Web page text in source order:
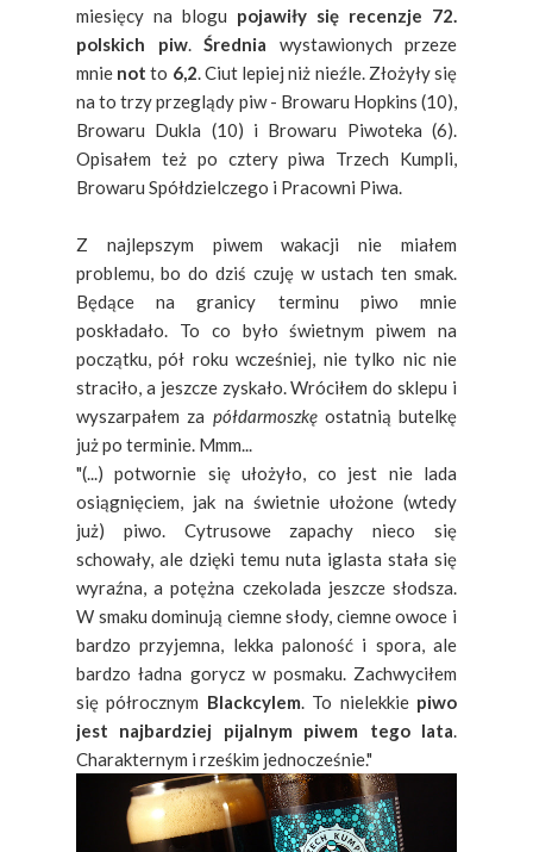
miesięcy na blogu pojawiły się recenzje 72.
polskich piw. Średnia wystawionych przeze
mnie notto 6,2. Ciut lepiej niż nieźle. Złożyły się
na to trzy przeglądy piw - Browaru Hopkins (10),
Browaru Dukla (10) i Browaru Piwoteka (6).
Opisałem też po cztery piwa Trzech Kumpli,
Browaru Spółdzielczego i Pracowni Piwa.
Z najlepszym piwem wakacji nie miałem
problemu, bo do dziś czuję w ustach ten smak.
Będące na granicy terminu piwo mnie
poskładało. To co było świetnym piwem na
początku, pół roku wcześniej, nie tylko nic nie
straciło, a jeszcze zyskało. Wróciłem do sklepu i
wyszarpałem za półdarmoszkęostatnią butelkę
już po terminie. Mmm...
"(...) potwornie się ułożyło, co jest nie lada
osiągnięciem, jak na świetnie ułożone (wtedy
już) piwo. Cytrusowe zapachy nieco się
schowały, ale dzięki temu nuta iglasta stała się
wyraźna, a potężna czekolada jeszcze słodsza.
W smaku dominują ciemne słody, ciemne owoce i
bardzo przyjemna, lekka paloność i spora, ale
bardzo ładna gorycz w posmaku. Zachwyciłem
się półrocznym Blackcylem. To nielekkie piwo
jest najbardziej pijalnym piwem tego lata.
Charakternym i rześkim jednocześnie."